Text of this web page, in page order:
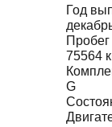
Год
Пробег
75564
G